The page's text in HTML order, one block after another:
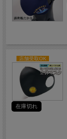
店舗受取OK
在庫切れ